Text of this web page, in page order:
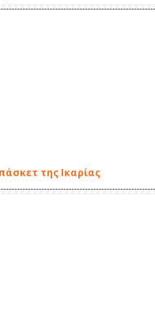
της Ικαρίας